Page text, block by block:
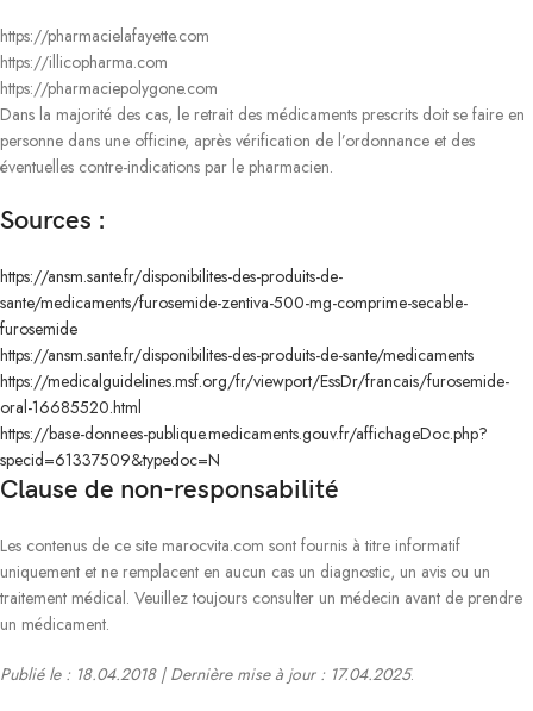
https://pharmacielafayette.com
https://illicopharma.com
https://pharmaciepolygone.com
Dans la majorité des cas, le retrait des médicaments prescrits doit se faire en
personne dans une officine, après vérification de l’ordonnance et des
éventuelles contre-indications par le pharmacien.
Sources :
https://ansm.sante.fr/disponibilites-des-produits-de-
sante/medicaments/furosemide-zentiva-500-mg-comprime-secable-
furosemide
https://ansm.sante.fr/disponibilites-des-produits-de-sante/medicaments
https://medicalguidelines.msf.org/fr/viewport/EssDr/francais/furosemide-
oral-16685520.html
https://base-donnees-publique.medicaments.gouv.fr/affichageDoc.php?
specid=61337509&typedoc=N
Clause de non-responsabilité
Les contenus de ce site marocvita.com sont fournis à titre informatif
uniquement et ne remplacent en aucun cas un diagnostic, un avis ou un
traitement médical. Veuillez toujours consulter un médecin avant de prendre
un médicament.
Publié le : 18.04.2018 | Dernière mise à jour : 17.04.2025.